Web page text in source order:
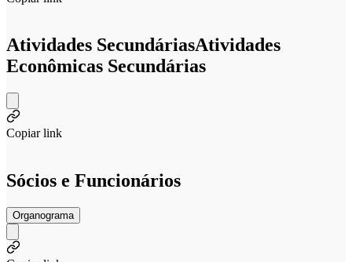
Atividades SecundáriasAtividades
Econômicas Secundárias
Copiar link
Sócios e Funcionários
Organograma